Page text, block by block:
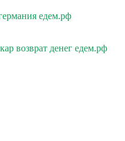
едем.рф
возврат денег едем.рф